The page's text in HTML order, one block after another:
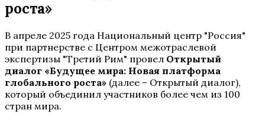
роста»
В апреле 2025 года Национальный центр "Россия"
при партнерстве с Центром межотраслевой
экспертизы "Третий Рим" провел Открытый
диалог «Будущее мира: Новая платформа
глобального роста» (далее – Открытый диалог),
который объединил участников более чем из 100
стран мира.